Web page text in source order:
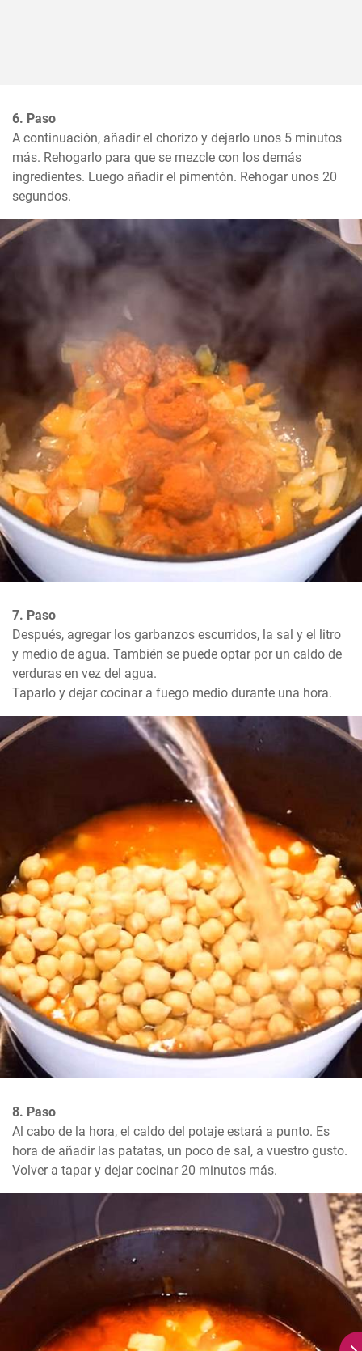
6. Paso
A continuación, añadir el chorizo y dejarlo unos 5 minutos
más. Rehogarlo para que se mezcle con los demás
ingredientes. Luego añadir el pimentón. Rehogar unos 20
segundos.
7. Paso
Después, agregar los garbanzos escurridos, la sal y el litro
y medio de agua. También se puede optar por un caldo de
verduras en vez del agua.
Taparlo y dejar cocinar a fuego medio durante una hora.
8. Paso
Al cabo de la hora, el caldo del potaje estará a punto. Es
hora de añadir las patatas, un poco de sal, a vuestro gusto.
Volver a tapar y dejar cocinar 20 minutos más.